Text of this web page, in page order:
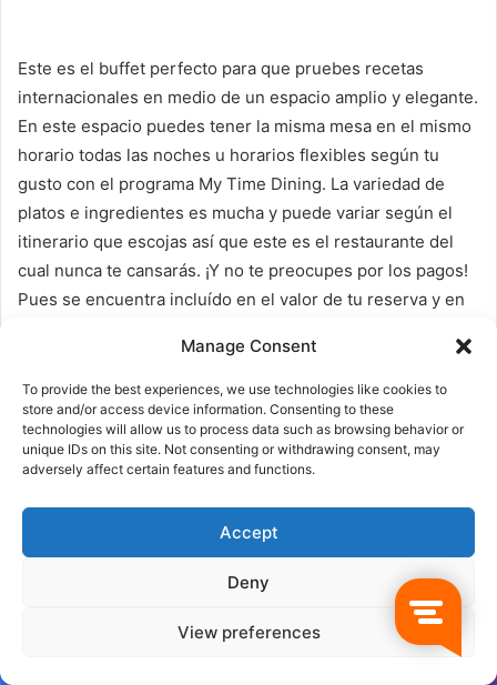
Manage Consent
To provide the best experiences, we use technologies like cookies to
store and/or access device information. Consenting to these
technologies will allow us to process data such as browsing behavior or
unique IDs on this site. Not consenting or withdrawing consent, may
adversely affect certain features and functions.
Accept
Deny
View preferences
Este es el buffet perfecto para que pruebes recetas
internacionales en medio de un espacio amplio y elegante.
En este espacio puedes tener la misma mesa en el mismo
horario todas las noches u horarios flexibles según tu
gusto con el programa My Time Dining. La variedad de
platos e ingredientes es mucha y puede variar según el
itinerario que escojas así que este es el restaurante del
cual nunca te cansarás. ¡Y no te preocupes por los pagos!
Pues se encuentra incluído en el valor de tu reserva y en
cenas. El vestuario para ingresar al restaurante es casual
elegante. Main Dining Room tiene mucho espacio
disponible, un elegante diseño y la excelente atención que
es uno de los sellos de calidad de la Royal Caribbean.
Windjammer